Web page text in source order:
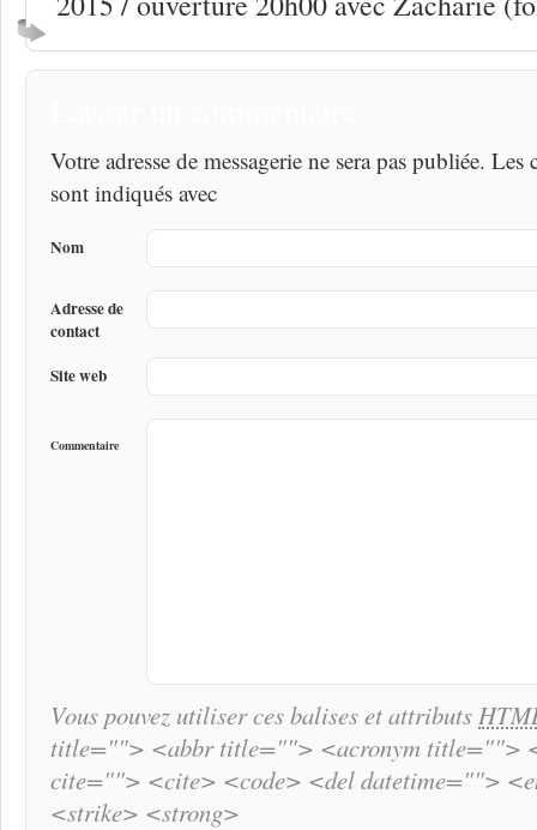
Votre adresse de messagerie ne sera pas publiée.
sont indiqués avec
Nom
Adresse de
contact
Site web
Commentaire
Vous pouvez utiliser ces balises et attributs
title=""> <abbr title=""> <acronym title="">
cite=""> <cite> <code> <del datetime="">
<strike> <strong>